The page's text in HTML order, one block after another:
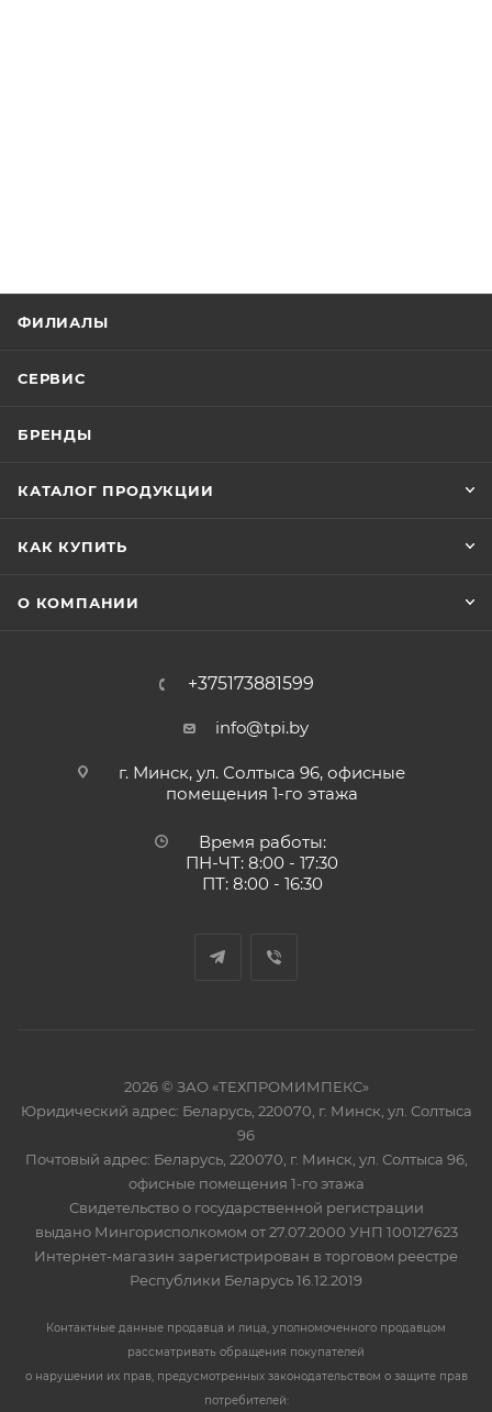
ФИЛИАЛЫ
СЕРВИС
БРЕНДЫ
КАТАЛОГ ПРОДУКЦИИ
КАК КУПИТЬ
О КОМПАНИИ
+375173881599
info@tpi.by
г. Минск, ул. Солтыса 96, офисные
помещения 1-го этажа
Время работы:
ПН-ЧТ: 8:00 - 17:30
ПТ: 8:00 - 16:30
2026 © ЗАО «ТЕХПРОМИМПЕКС»
Юридический адрес: Беларусь, 220070, г. Минск, ул. Солтыса
96
Почтовый адрес: Беларусь, 220070, г. Минск, ул. Солтыса 96,
офисные помещения 1-го этажа
Свидетельство о государственной регистрации
выдано Мингорисполкомом от 27.07.2000 УНП 100127623
Интернет-магазин зарегистрирован в торговом реестре
Республики Беларусь 16.12.2019
Контактные данные продавца и лица, уполномоченного продавцом
рассматривать обращения покупателей
о нарушении их прав, предусмотренных законодательством о защите прав
потребителей: